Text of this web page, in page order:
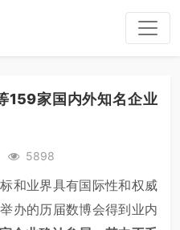
159家国内外知名企业
5898
和业界具有国际性和权威
办的历届数博会得到业内